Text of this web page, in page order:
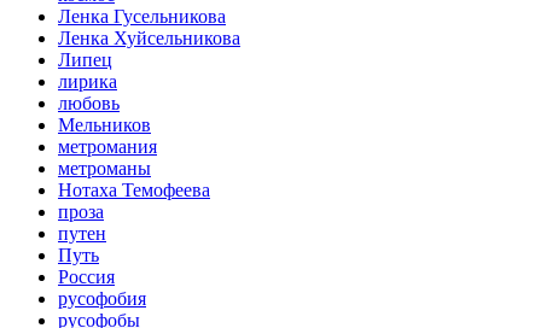
Ленка Гусельникова
Ленка Хуйсельникова
Липец
лирика
любовь
Мельников
метромания
метроманы
Нотаха Темофеева
проза
путен
Путь
Россия
русофобия
русофобы